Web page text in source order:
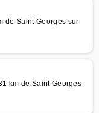
de Saint Georges sur
km de Saint Georges